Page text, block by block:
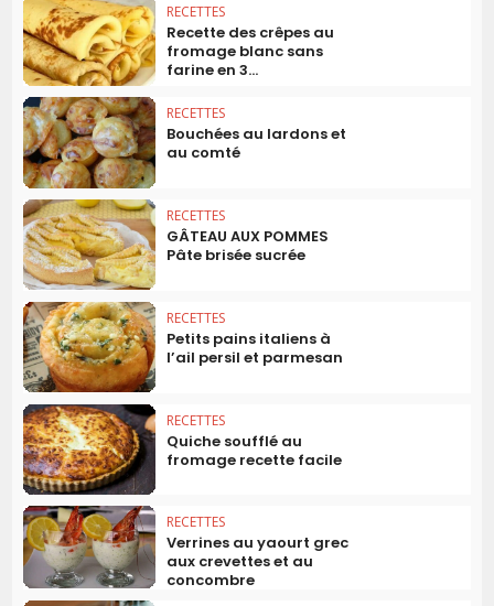
RECETTES
Recette des crêpes au
fromage blanc sans
farine en 3...
RECETTES
Bouchées au lardons et
au comté
RECETTES
GÂTEAU AUX POMMES
Pâte brisée sucrée
RECETTES
Petits pains italiens à
l’ail persil et parmesan
RECETTES
Quiche soufflé au
fromage recette facile
RECETTES
Verrines au yaourt grec
aux crevettes et au
concombre